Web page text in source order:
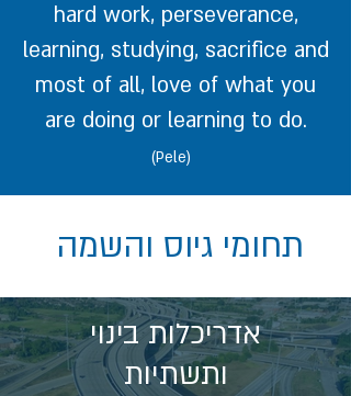
hard work, perseverance,
learning, studying, sacrifice and
most of all, love of what you
are doing or learning to do.
(Pele)
תחומי גיוס והשמה
אדריכלות בינוי
ותשתיות